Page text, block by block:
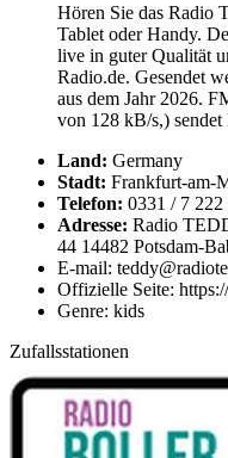
Hören Sie das Radio
Tablet oder Handy.
live in guter Qualität
Radio.de. Gesendet
aus dem Jahr 2026.
von 128 kB/s,)
Land: Germany
Stadt: Frankfurt-am-
Telefon: 0331 / 7 222
Adresse: Radio
44 14482 Potsdam-
E-mail:
Offizielle Seite:
Genre: kids
Zufallsstationen